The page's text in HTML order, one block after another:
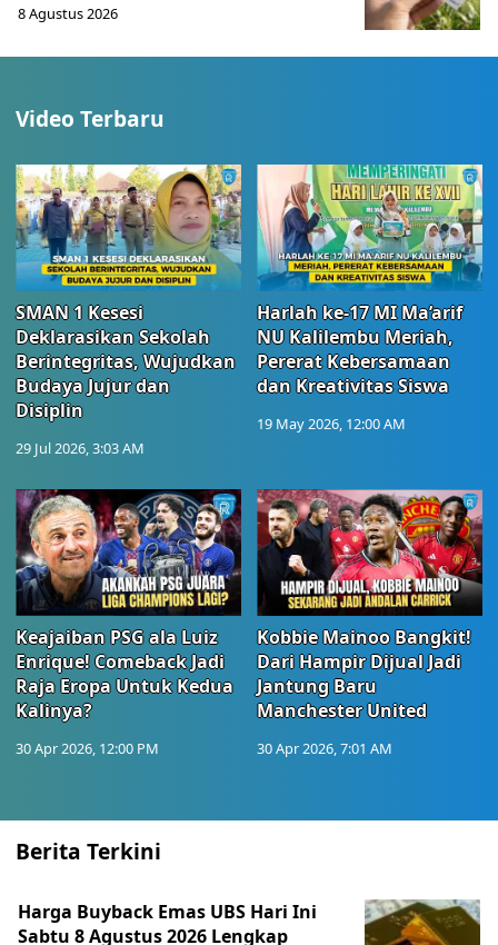
8 Agustus 2026
Video Terbaru
SMAN 1 Kesesi
Deklarasikan Sekolah
Berintegritas, Wujudkan
Budaya Jujur dan
Disiplin
29 Jul 2026, 3:03 AM
Harlah ke-17 MI Ma’arif
NU Kalilembu Meriah,
Pererat Kebersamaan
dan Kreativitas Siswa
19 May 2026, 12:00 AM
Keajaiban PSG ala Luiz
Enrique! Comeback Jadi
Raja Eropa Untuk Kedua
Kalinya?
30 Apr 2026, 12:00 PM
Kobbie Mainoo Bangkit!
Dari Hampir Dijual Jadi
Jantung Baru
Manchester United
30 Apr 2026, 7:01 AM
Berita Terkini
Harga Buyback Emas UBS Hari Ini
Sabtu 8 Agustus 2026 Lengkap